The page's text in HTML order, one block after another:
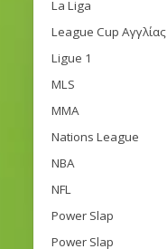
La Liga
League Cup Αγγλίας
Ligue 1
MLS
MMA
Nations League
NBA
NFL
Power Slap
Power Slap